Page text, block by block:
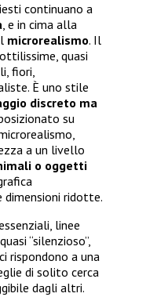
continuano a
, e in cima alla
microrealismo. Il
quasi
fiori,
È uno stile
discreto ma
su
a un livello
o oggetti
ridotte.
linee
“silenzioso”,
rispondono a una
di solito cerca
dagli altri.